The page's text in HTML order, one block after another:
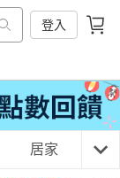
登入
居家 3C